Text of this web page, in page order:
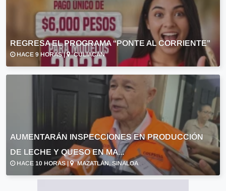
REGRESA EL PROGRAMA “PONTE AL CORRIENTE”
HACE 9 HORAS | CULIACÁN
AUMENTARÁN INSPECCIONES EN PRODUCCIÓN
DE LECHE Y QUESO EN MA...
HACE 10 HORAS | MAZATLÁN, SINALOA